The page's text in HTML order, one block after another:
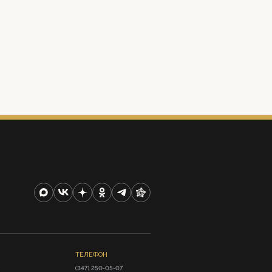
ТЕЛЕФОН
(347) 250-05-07